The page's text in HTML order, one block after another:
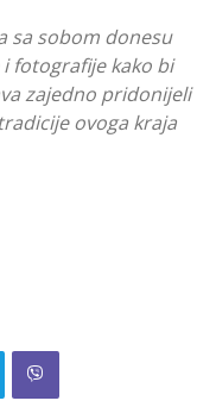
sa sobom donesu
fotografije kako bi
zajedno pridonijeli
ovoga kraja